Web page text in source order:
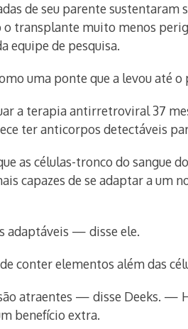
de seu parente
transplante muito menos
equipe de pesquisa.
uma ponte que a levou até
a terapia antirretroviral 37
ter anticorpos detectáveis
as células-tronco do sangue
capazes de se adaptar a
adaptáveis — disse ele.
conter elementos além das
atraentes — disse Deeks. —
benefício extra.